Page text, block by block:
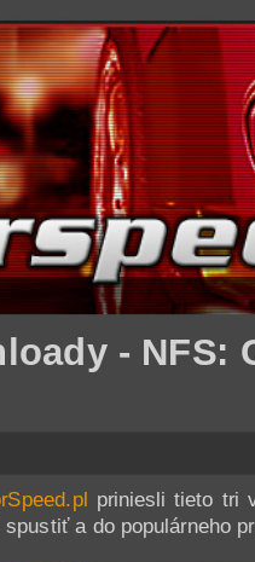
- NFS:
priniesli tieto tri
a do populárneho